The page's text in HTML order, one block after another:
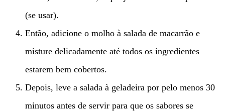
(se usar).
Então, adicione o molho à salada de macarrão e
misture delicadamente até todos os ingredientes
estarem bem cobertos.
Depois, leve a salada à geladeira por pelo menos 30
minutos antes de servir para que os sabores se